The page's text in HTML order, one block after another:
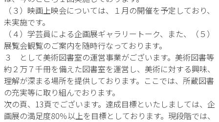
（３）映画上映会については、１月の開催を予定しており、
未実施です。
（４）学芸員による企画展ギャラリートーク、また、（５）
展覧会観覧のご案内を随時行なっております。
３ として美術図書室の運営事業がございます。美術図書等
約２万７千冊を備えた図書室を運営し、美術に対する興味、
理解が深まる場所を提供しております。ここでは、所蔵図書
の充実等に取り組んでおります。
次の頁、13頁でございます。達成目標といたしましては、企
画展の満足度80％以上を目標としております。現段階では、